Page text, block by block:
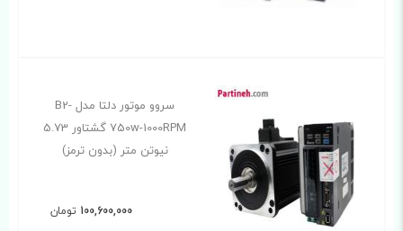
سروو موتور دلتا مدل B2-
750w-1000RPM گشتاور 5.73
نیوتن متر (بدون ترمز)
100,600,000 تومان